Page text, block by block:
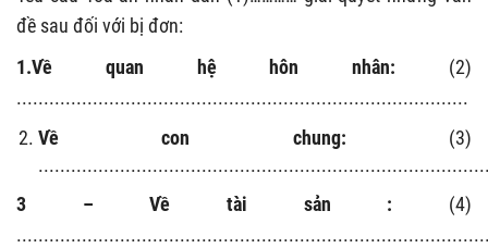
đề sau đối với bị đơn:
1.Về quan hệ hôn nhân: (2)
...................................................................................
Về con chung: (3)
3 –
Về tài sản : (4)